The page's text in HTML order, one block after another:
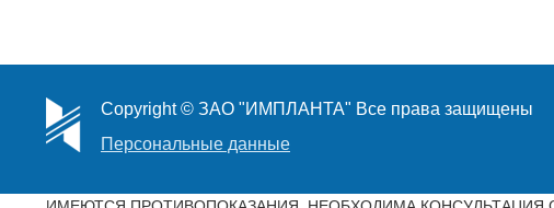
Copyright © ЗАО "ИМПЛАНТА" Все права защищены
Персональные данные